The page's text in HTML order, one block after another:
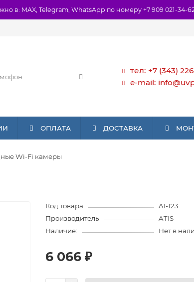
в: MAX, Telegram, WhatsApp по номеру +7 909 021-34-
тел: +7 (343)
e-mail:
ОПЛАТА ДОСТАВКА
Wi-Fi камеры
Код товара
AI-123
Производитель
ATIS
Наличие:
Нет в
6 066 ₽